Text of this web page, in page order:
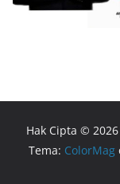
Hak Cipta © 2026
Tema: ColorMag